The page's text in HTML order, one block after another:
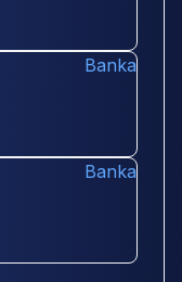
Banka
Banka